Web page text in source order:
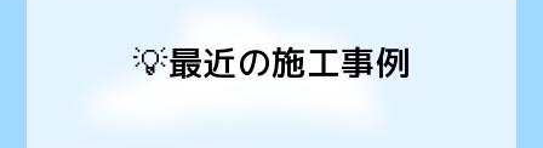
💡最近の施工事例